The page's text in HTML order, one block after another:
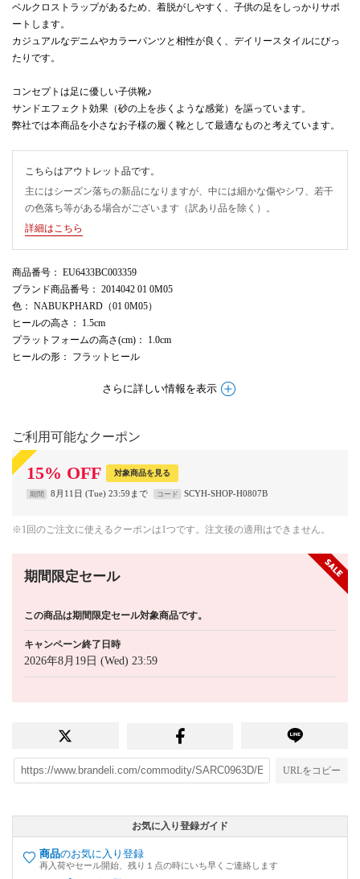
ベルクロストラップがあるため、着脱がしやすく、子供の足をしっかりサポ
ートします。
カジュアルなデニムやカラーパンツと相性が良く、デイリースタイルにぴっ
たりです。
コンセプトは足に優しい子供靴♪
サンドエフェクト効果（砂の上を歩くような感覚）を謳っています。
弊社では本商品を小さなお子様の履く靴として最適なものと考えています。
こちらはアウトレット品です。
主にはシーズン落ちの新品になりますが、中には細かな傷やシワ、若干
の色落ち等がある場合がございます（訳あり品を除く）。
詳細はこちら
商品番号 ： EU6433BC003359
ブランド商品番号 ： 2014042 01 0M05
色 ： NABUKPHARD（01 0M05）
ヒールの高さ ： 1.5cm
プラットフォームの高さ(cm) ： 1.0cm
ヒールの形 ： フラットヒール
さらに詳しい情報を表示
ご利用可能なクーポン
15% OFF 対象商品を見る
期間 8月11日 (Tue) 23:59まで コード SCYH-SHOP-H0807B
※1回のご注文に使えるクーポンは1つです。注文後の適用はできません。
期間限定セール
この商品は期間限定セール対象商品です。
キャンペーン終了日時
2026年8月19日 (Wed) 23:59
URLをコピー
お気に入り登録ガイド
商品のお気に入り登録
再入荷やセール開始、残り１点の時にいち早くご連絡します